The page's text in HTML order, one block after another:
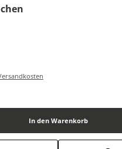
In den Warenkorb